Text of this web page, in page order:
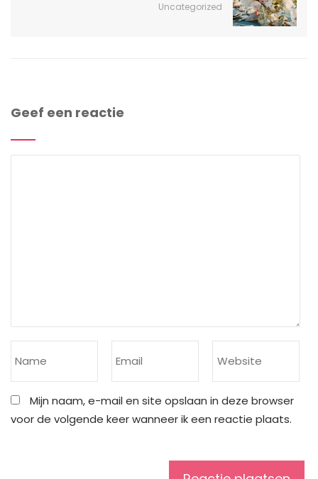
Uncategorized
Geef een reactie
Mijn naam, e-mail en site opslaan in deze browser
voor de volgende keer wanneer ik een reactie plaats.